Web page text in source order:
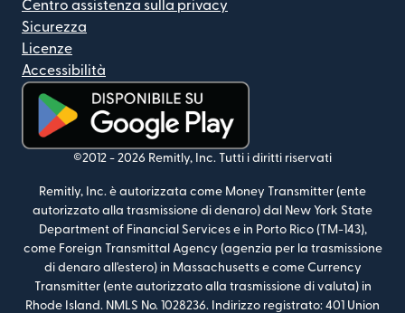
Centro assistenza sulla privacy
Sicurezza
Licenze
Accessibilità
(si apre in una nuova finestra)
©2012 - 2026 Remitly, Inc. Tutti i diritti riservati
Remitly, Inc. è autorizzata come Money Transmitter (ente
autorizzato alla trasmissione di denaro) dal New York State
Department of Financial Services e in Porto Rico (TM-143),
come Foreign Transmittal Agency (agenzia per la trasmissione
di denaro all'estero) in Massachusetts e come Currency
Transmitter (ente autorizzato alla trasmissione di valuta) in
Rhode Island. NMLS No. 1028236. Indirizzo registrato: 401 Union